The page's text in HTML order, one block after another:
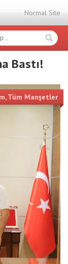
Normal Site
Bastı!
,Tüm Manşetler